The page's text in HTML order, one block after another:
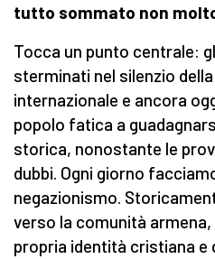
tutto sommato non
Tocca un punto centrale:
sterminati nel silenzio
internazionale e ancora
popolo fatica a
storica, nonostante le
dubbi. Ogni giorno
negazionismo.
verso la comunità
propria identità cristiana e